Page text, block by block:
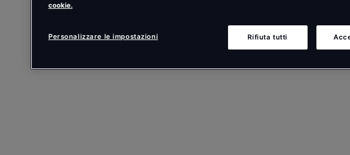
cookie.
Rifiuta tutti
Personalizzare le impostazioni